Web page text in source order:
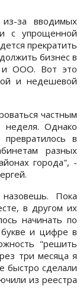
за вводимых
с упрощенной
прекратить
бизнес в
и ООО. Вот это
и недешевой
частным
Однако
в
разных
города", -
Пока
в другом их
начинать по
и цифре в
"решить
три месяца я
быстро сделали
из реестра